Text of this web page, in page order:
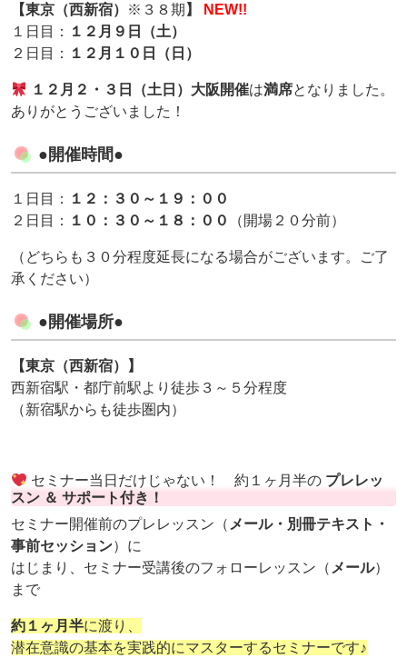
【東京（西新宿） ※３８期 】
NEW!!
１日目：
１２月９日（土）
２日目：
１２月１０日（日）
１２月２・３日（土日）大阪開催は満席となりました。
ありがとうございました！
●開催時間●
１日目：
１２：３０～１９：００
２日目：
１０：３０～１８：００ （開場２０分前）
（どちらも３０分程度延長になる場合がございます。ご了
承ください）
●開催場所●
【東京（西新宿）】
西新宿駅・都庁前駅より徒歩３～５分程度
（新宿駅からも徒歩圏内）
セミナー当日だけじゃない！ 約１ヶ月半の プレレッ
スン ＆ サポート付き！
セミナー開催前のプレレッスン（ メール・別冊テキスト・
事前セッション）に
はじまり、セミナー受講後のフォローレッスン（ メール）
まで
約１ヶ月半に渡り、
潜在意識の基本を実践的にマスターするセミナーです♪